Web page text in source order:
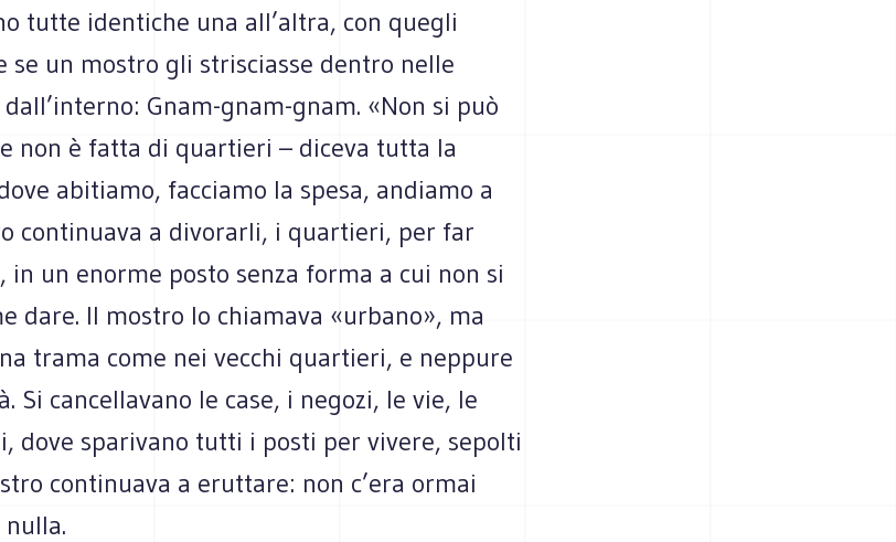
tutte identiche una all’altra, con quegli
se un mostro gli strisciasse dentro nelle
Gnam-gnam-gnam. «Non si può
non è fatta di quartieri – diceva tutta la
abitiamo, facciamo la spesa, andiamo a
continuava a divorarli, i quartieri, per far
in un enorme posto senza forma a cui non si
dare. Il mostro lo chiamava «urbano», ma
trama come nei vecchi quartieri, e neppure
Si cancellavano le case, i negozi, le vie, le
dove sparivano tutti i posti per vivere, sepolti
continuava a eruttare: non c’era ormai